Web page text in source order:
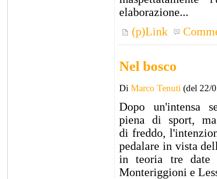
elaborazione...
(p)Link
Nel bosco
Di Marco Tenuti (del 22/
Dopo un'intensa
piena di sport,
di freddo,
pedalare in vista
in teoria tre date
Monteriggioni e